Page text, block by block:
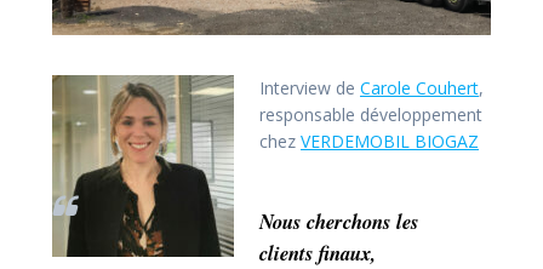
Interview de Carole Couhert,
responsable développement
chez VERDEMOBIL BIOGAZ
Nous cherchons les
clients finaux,